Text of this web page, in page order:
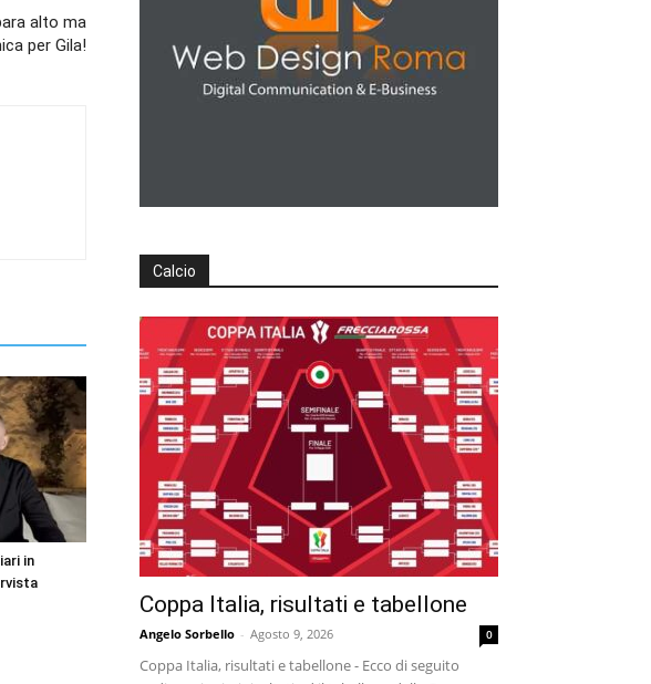
alto ma
per Gila!
in
Calcio
Coppa Italia, risultati e tabellone
Angelo Sorbello - Agosto 9, 2026 0
Coppa Italia, risultati e tabellone - Ecco di seguito